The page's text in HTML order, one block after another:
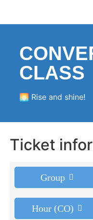
CLASS
🌅 Rise and shine!
Ticket
Group
Hour (CO)